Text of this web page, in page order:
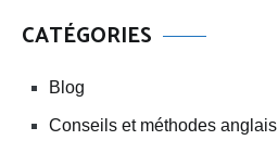
CATÉGORIES
Blog
Conseils et méthodes anglais